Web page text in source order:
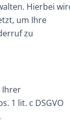
Hierbei
um Ihre
zu
Ihrer
1 lit. c DSGVO